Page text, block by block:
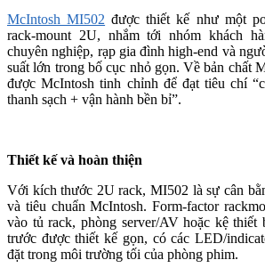
McIntosh MI502 được thiết kế như một
rack-mount 2U, nhắm tới nhóm khách
chuyên nghiệp, rạp gia đình high-end và
suất lớn trong bố cục nhỏ gọn. Về bản chất
được McIntosh tinh chỉnh để đạt tiêu chí
thanh sạch + vận hành bền bỉ”.
Thiết kế và hoàn thiện
Với kích thước 2U rack, MI502 là sự cân
và tiêu chuẩn McIntosh. Form-factor
vào tủ rack, phòng server/AV hoặc kệ thiết
trước được thiết kế gọn, có các LED/
đặt trong môi trường tối của phòng phim.